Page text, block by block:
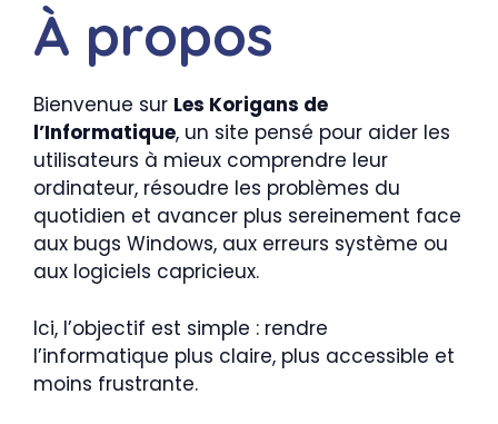
À propos
Bienvenue sur Les Korigans de
l’Informatique, un site pensé pour aider les
utilisateurs à mieux comprendre leur
ordinateur, résoudre les problèmes du
quotidien et avancer plus sereinement face
aux bugs Windows, aux erreurs système ou
aux logiciels capricieux.
Ici, l’objectif est simple : rendre
l’informatique plus claire, plus accessible et
moins frustrante.